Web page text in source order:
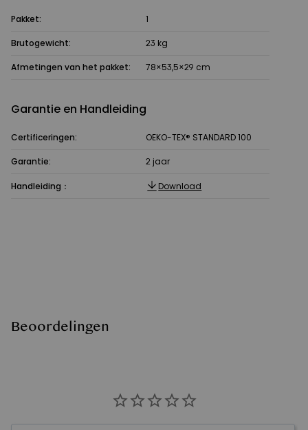
Pakket: 1
Brutogewicht: 23 kg
Afmetingen van het pakket: 78×53,5×29 cm
Garantie en Handleiding
Certificeringen: OEKO-TEX® STANDARD 100
Garantie: 2 jaar
Handleiding： Download
Beoordelingen